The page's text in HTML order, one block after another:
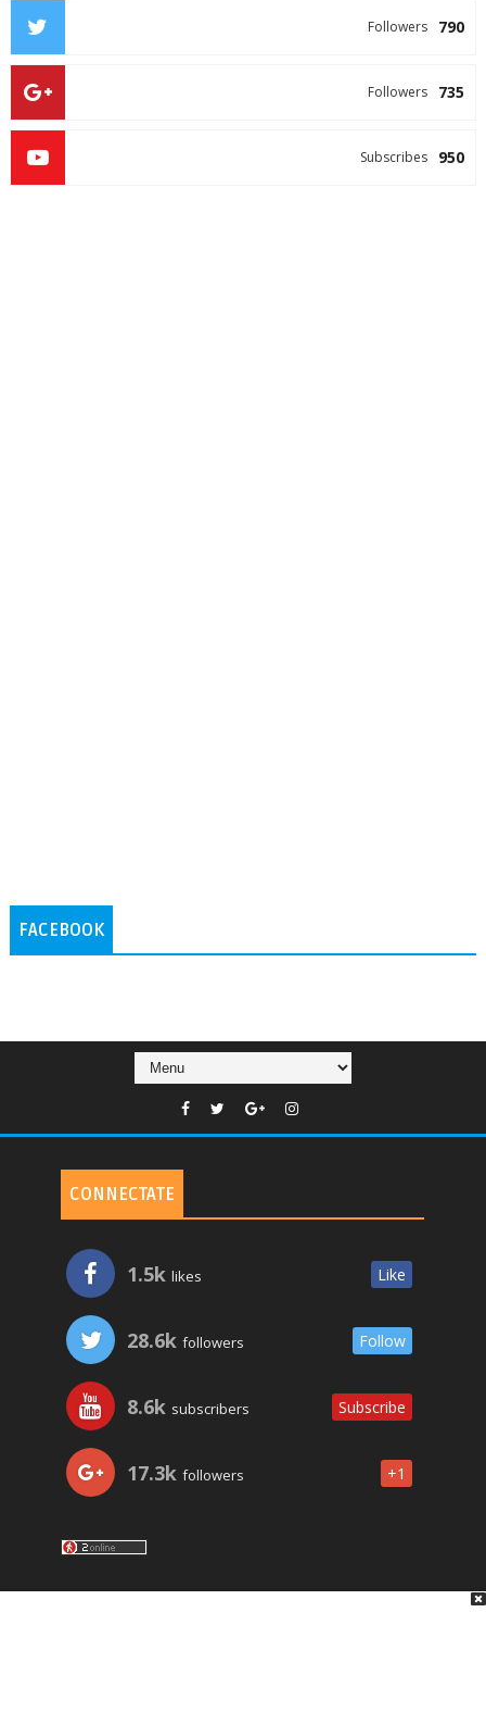
790
Followers
735
Followers
950
Subscribes
FACEBOOK
CONNECTATE
1.5k likes Like
28.6k followers Follow
8.6k subscribers Subscribe
17.3k followers +1